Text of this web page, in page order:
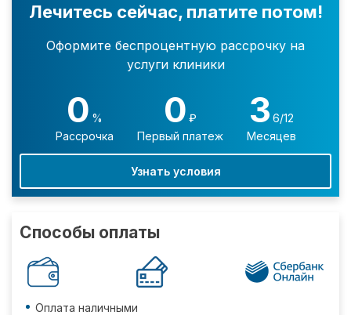
Лечитесь сейчас, платите потом!
Оформите беспроцентную рассрочку на
услуги клиники
0 %
Рассрочка
0 ₽
Первый платеж
3 6/12
Месяцев
Узнать условия
Способы оплаты
Оплата наличными